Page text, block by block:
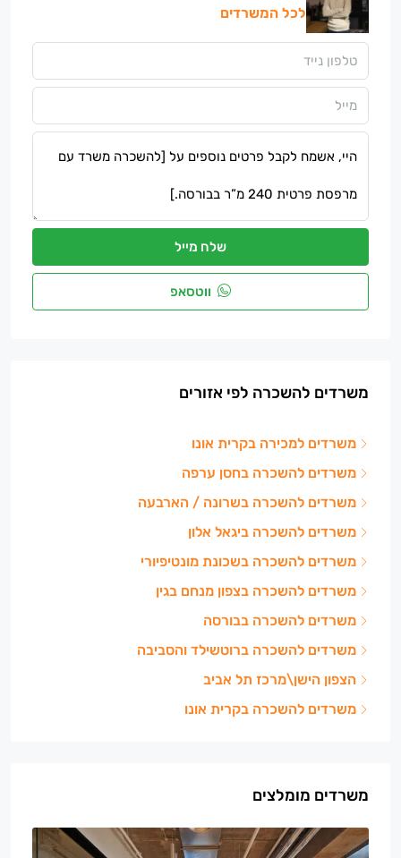
לכל המשרדים
שלח מייל
ווטסאפ
משרדים להשכרה לפי אזורים
משרדים למכירה בקרית אונו
משרדים להשכרה בחסן ערפה
משרדים להשכרה בשרונה / הארבעה
משרדים להשכרה ביגאל אלון
משרדים להשכרה בשכונת מונטיפיורי
משרדים להשכרה בצפון מנחם בגין
משרדים להשכרה בבורסה
משרדים להשכרה ברוטשילד והסביבה
הצפון הישן\מרכז תל אביב
משרדים להשכרה בקרית אונו
משרדים מומלצים